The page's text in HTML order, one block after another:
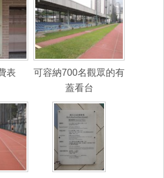
表
可容納700名觀眾的有
蓋看台